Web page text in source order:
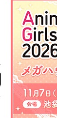
日本語